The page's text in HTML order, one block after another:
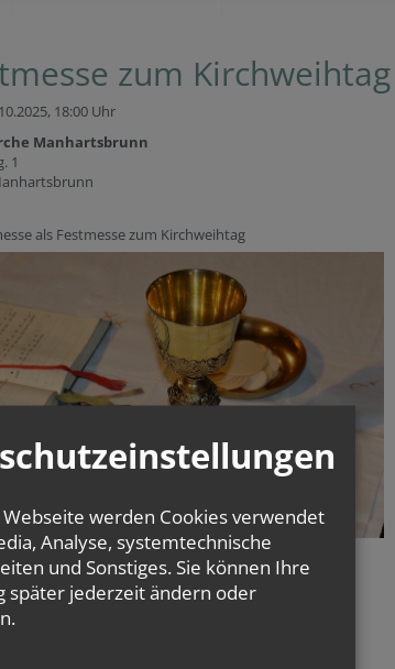
zum Kirchweihtag
18:00 Uhr
Manhartsbrunn
1
als Festmesse zum Kirchweihtag
werden Cookies verwendet
Analyse, systemtechnische
und Sonstiges. Sie können Ihre
später jederzeit ändern oder